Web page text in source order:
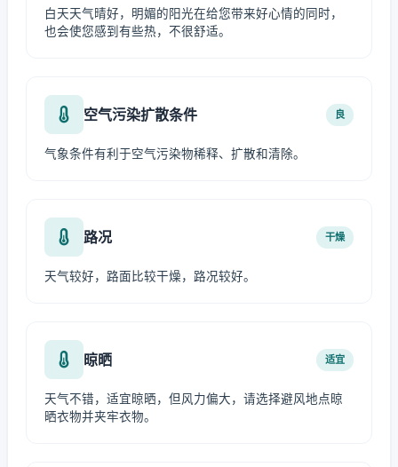
白天天气晴好，明媚的阳光在给您带来好心情的同时，
也会使您感到有些热，不很舒适。
空气污染扩散条件 良
气象条件有利于空气污染物稀释、扩散和清除。
路况 干燥
天气较好，路面比较干燥，路况较好。
晾晒 适宜
天气不错，适宜晾晒，但风力偏大，请选择避风地点晾
晒衣物并夹牢衣物。